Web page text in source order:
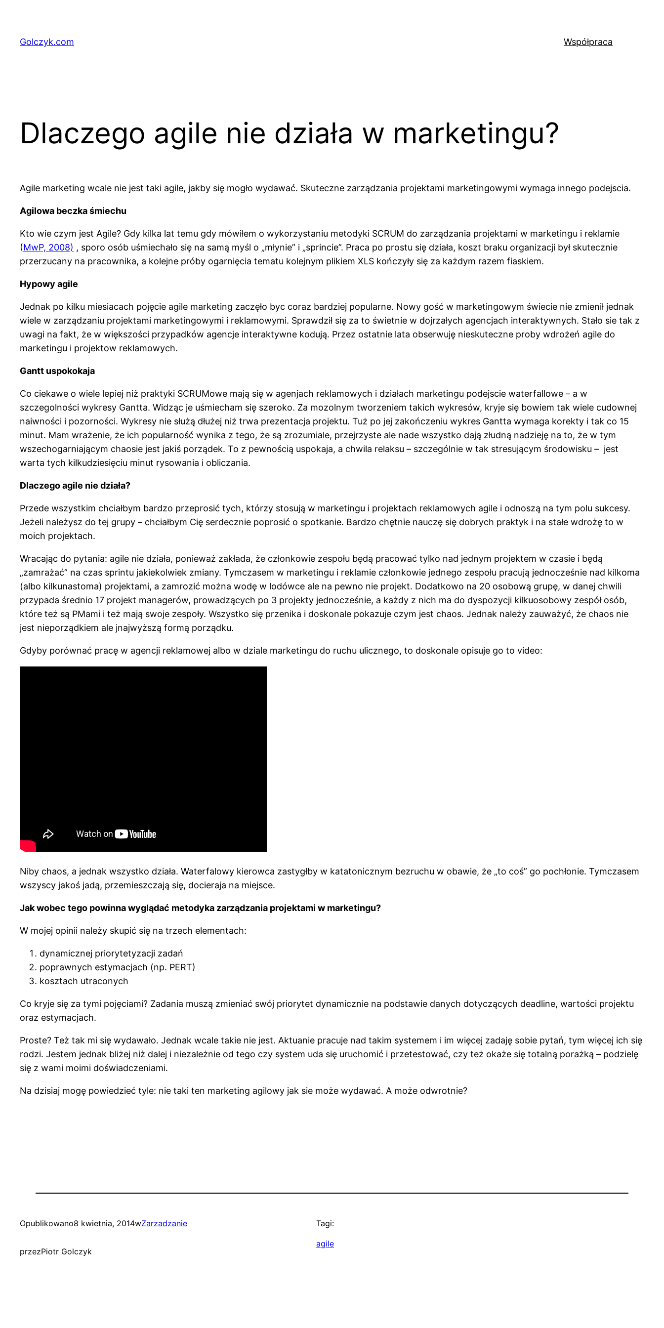
treściGolczyk.com Współpraca
Dlaczego agile nie działa w marketingu?
Agile marketing wcale nie jest taki agile, jakby się mogło wydawać. Skuteczne zarządzania projektami marketingowymi wymaga innego podejscia.
Agilowa beczka śmiechu
Kto wie czym jest Agile? Gdy kilka lat temu gdy mówiłem o wykorzystaniu metodyki SCRUM do zarządzania projektami w marketingu i reklamie
(MwP, 2008) , sporo osób uśmiechało się na samą myśl o „młynie” i „sprincie”. Praca po prostu się działa, koszt braku organizacji był skutecznie
przerzucany na pracownika, a kolejne próby ogarnięcia tematu kolejnym plikiem XLS kończyły się za każdym razem fiaskiem.
Hypowy agile
Jednak po kilku miesiacach pojęcie agile marketing zaczęło byc coraz bardziej popularne. Nowy gość w marketingowym świecie nie zmienił jednak
wiele w zarządzaniu projektami marketingowymi i reklamowymi. Sprawdził się za to świetnie w dojrzałych agencjach interaktywnych. Stało sie tak z
uwagi na fakt, że w większości przypadków agencje interaktywne kodują. Przez ostatnie lata obserwuję nieskuteczne proby wdrożeń agile do
marketingu i projektow reklamowych.
Gantt uspokokaja
Co ciekawe o wiele lepiej niż praktyki SCRUMowe mają się w agenjach reklamowych i działach marketingu podejscie waterfallowe – a w
szczegolności wykresy Gantta. Widząc je uśmiecham się szeroko. Za mozolnym tworzeniem takich wykresów, kryje się bowiem tak wiele cudownej
naiwności i pozorności. Wykresy nie służą dłużej niż trwa prezentacja projektu. Tuż po jej zakończeniu wykres Gantta wymaga korekty i tak co 15
minut. Mam wrażenie, że ich popularność wynika z tego, że są zrozumiale, przejrzyste ale nade wszystko dają złudną nadzieję na to, że w tym
wszechogarniającym chaosie jest jakiś porządek. To z pewnością uspokaja, a chwila relaksu – szczególnie w tak stresującym środowisku – jest
warta tych kilkudziesięciu minut rysowania i obliczania.
Dlaczego agile nie działa?
Przede wszystkim chciałbym bardzo przeprosić tych, którzy stosują w marketingu i projektach reklamowych agile i odnoszą na tym polu sukcesy.
Jeżeli należysz do tej grupy – chciałbym Cię serdecznie poprosić o spotkanie. Bardzo chętnie nauczę się dobrych praktyk i na stałe wdrożę to w
moich projektach.
Wracając do pytania: agile nie działa, ponieważ zakłada, że członkowie zespołu będą pracować tylko nad jednym projektem w czasie i będą
„zamrażać” na czas sprintu jakiekolwiek zmiany. Tymczasem w marketingu i reklamie członkowie jednego zespołu pracują jednocześnie nad kilkoma
(albo kilkunastoma) projektami, a zamrozić można wodę w lodówce ale na pewno nie projekt. Dodatkowo na 20 osobową grupę, w danej chwili
przypada średnio 17 projekt managerów, prowadzących po 3 projekty jednocześnie, a każdy z nich ma do dyspozycji kilkuosobowy zespół osób,
które też są PMami i też mają swoje zespoły. Wszystko się przenika i doskonale pokazuje czym jest chaos. Jednak należy zauważyć, że chaos nie
jest nieporządkiem ale jnajwyższą formą porządku.
Gdyby porównać pracę w agencji reklamowej albo w dziale marketingu do ruchu ulicznego, to doskonale opisuje go to video:
Niby chaos, a jednak wszystko działa. Waterfalowy kierowca zastygłby w katatonicznym bezruchu w obawie, że „to coś” go pochłonie. Tymczasem
wszyscy jakoś jadą, przemieszczają się, docieraja na miejsce.
Jak wobec tego powinna wyglądać metodyka zarządzania projektami w marketingu?
W mojej opinii należy skupić się na trzech elementach:
dynamicznej priorytetyzacji zadań
poprawnych estymacjach (np. PERT)
kosztach utraconych
Co kryje się za tymi pojęciami? Zadania muszą zmieniać swój priorytet dynamicznie na podstawie danych dotyczących deadline, wartości projektu
oraz estymacjach.
Proste? Też tak mi się wydawało. Jednak wcale takie nie jest. Aktuanie pracuje nad takim systemem i im więcej zadaję sobie pytań, tym więcej ich się
rodzi. Jestem jednak bliżej niż dalej i niezależnie od tego czy system uda się uruchomić i przetestować, czy też okaże się totalną porażką – podzielę
się z wami moimi doświadczeniami.
Na dzisiaj mogę powiedzieć tyle: nie taki ten marketing agilowy jak sie może wydawać. A może odwrotnie?
Opublikowano8 kwietnia, 2014wZarzadzanie
przezPiotr Golczyk
Tagi:
agile